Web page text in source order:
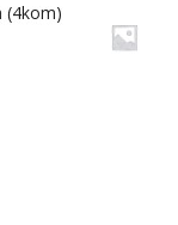
(4kom)